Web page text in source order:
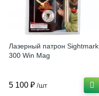
Лазерный патрон Sightmark
300 Win Mag
5 100 ₽ /шт